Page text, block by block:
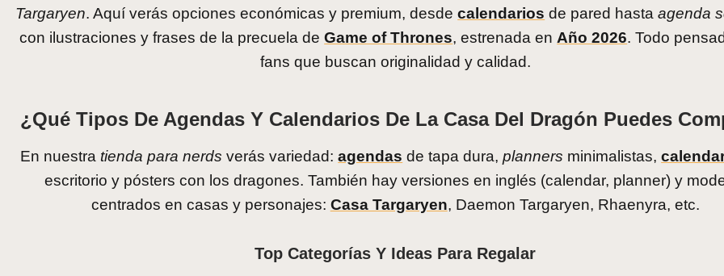
Targaryen. Aquí verás opciones económicas y premium, desdecalendarios de pared hastaagenda
con ilustraciones y frases de la precuela deGame of Thrones, estrenada enAño 2026. Todo
fans que buscan originalidad y calidad.
¿Qué Tipos De Agendas Y Calendarios De La Casa Del Dragón Puedes
En nuestra tienda para nerds verás variedad:agendas de tapa dura,planners minimalistas,
escritorio y pósters con los dragones. También hay versiones en inglés (calendar, planner) y
centrados en casas y personajes: Casa Targaryen, Daemon Targaryen, Rhaenyra, etc.
Top Categorías Y Ideas Para Regalar